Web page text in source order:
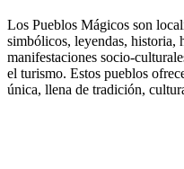
Los Pueblos Mágicos son
simbólicos, leyendas, historia,
manifestaciones socio-
el turismo. Estos pueblos
única, llena de tradición,